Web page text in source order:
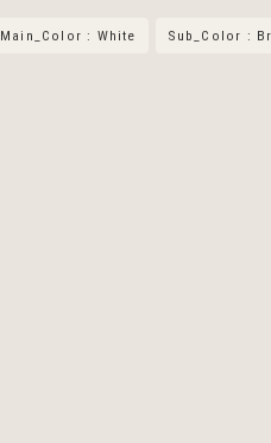
Main_Color : White Sub_Color :